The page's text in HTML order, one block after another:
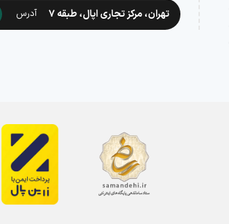
تهران، مرکز تجاری اپال، طبقه ۷ آدرس